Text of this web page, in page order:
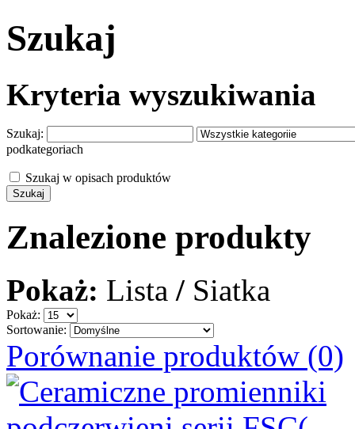
Szukaj
Kryteria wyszukiwania
Szukaj:
podkategoriach
Szukaj w opisach produktów
Znalezione produkty
Pokaż: Lista / Siatka
Pokaż:
Sortowanie:
Porównanie produktów (0)